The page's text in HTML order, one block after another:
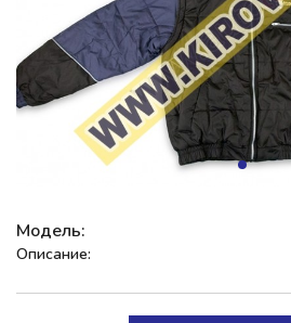
Модель:
Описание: